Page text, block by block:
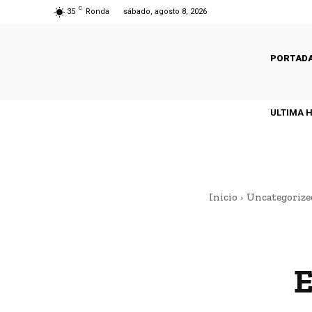
35 C Ronda sábado, agosto 8, 2026
ULTIMA
Inicio